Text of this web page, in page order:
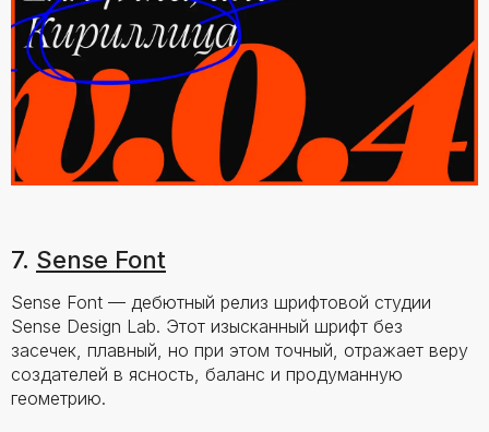
7. Sense Font
Sense Font — дебютный релиз шрифтовой студии
Sense Design Lab. Этот изысканный шрифт без
засечек, плавный, но при этом точный, отражает веру
создателей в ясность, баланс и продуманную
геометрию.